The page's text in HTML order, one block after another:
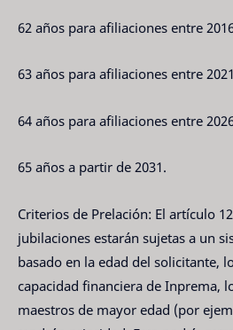
62 años para afiliaciones entre
63 años para afiliaciones entre
64 años para afiliaciones entre
65 años a partir de 2031.
Criterios de Prelación: El artículo
jubilaciones estarán sujetas a un
basado en la edad del solicitante,
capacidad financiera de Inprema,
maestros de mayor edad (por